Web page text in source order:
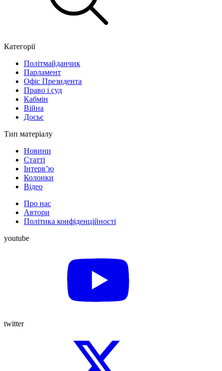
Категорії
Політмайданчик
Парламент
Офіс Президента
Право і суд
Кабмін
Війна
Досьє
Тип матеріалу
Новини
Статті
Інтерв’ю
Колонки
Відео
Про нас
Автори
Політика конфіденційності
youtube
twitter